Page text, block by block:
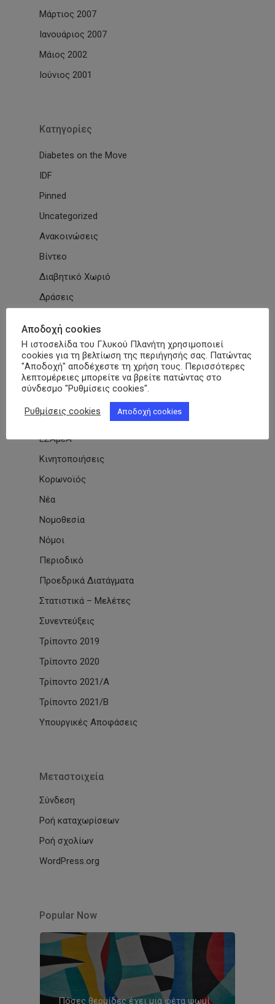
Μάρτιος 2007
Ιανουάριος 2007
Μάιος 2002
Ιούνιος 2001
Kατηγορίες
Diabetes on the Move
IDF
Pinned
Uncategorized
Ανακοινώσεις
Βίντεο
Διαβητικό Χωριό
Δράσεις
Εθνικές & Διεθνείς Συμβάσεις
Εκδηλώσεις Συλλόγων
Εκπαίδευση
Επιστημονικά Άρθρα
ΕΣΑμεΑ
Κινητοποιήσεις
Κορωνοϊός
Νέα
Νομοθεσία
Νόμοι
Περιοδικό
Προεδρικά Διατάγματα
Στατιστικά – Μελέτες
Συνεντεύξεις
Τρίποντο 2019
Τρίποντο 2020
Τρίποντο 2021/Α
Τρίποντο 2021/Β
Υπουργικές Αποφάσεις
Μεταστοιχεία
Σύνδεση
Ροή καταχωρίσεων
Ροή σχολίων
WordPress.org
Popular Now
Πόσες θερμίδες έχει μια φέτα ψωμί
Αποδοχή cookies
Η ιστοσελίδα του Γλυκού Πλανήτη χρησιμοποιεί
cookies για τη βελτίωση της περιήγησής σας. Πατώντας
"Αποδοχή" αποδέχεστε τη χρήση τους. Περισσότερες
λεπτομέρειες μπορείτε να βρείτε πατώντας στο
σύνδεσμο "Ρυθμίσεις cookies".
Ρυθμίσεις cookies Αποδοχή cookies